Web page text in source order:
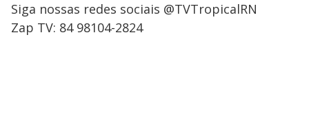
Siga nossas redes sociais @TVTropicalRN
Zap TV: 84 98104-2824